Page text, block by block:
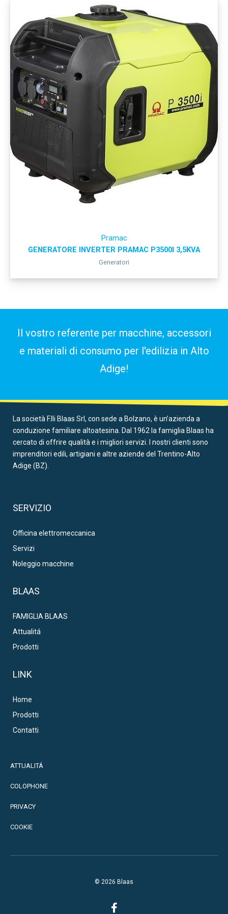
Pramac
GENERATORE INVERTER PRAMAC P3500I 3,5KVA
Generatori
Il vostro referente per macchine, accessori
e materiali di consumo per l'edilizia in Alto
Adige!
La società F.lli Blaas Srl, con sede a Bolzano, è un’azienda a
conduzione familiare altoatesina. Dal 1962 la famiglia Blaas ha
cercato di offrire qualità e i migliori servizi. I nostri clienti sono
imprenditori edili, artigiani e altre aziende del Trentino-Alto
Adige (BZ).
SERVIZIO
Officina elettromeccanica
Servizi
Noleggio macchine
BLAAS
FAMIGLIA BLAAS
Attualitá
Prodotti
LINK
Home
Prodotti
Contatti
ATTUALITÁ
COLOPHONE
PRIVACY
COOKIE
© 2026 Blaas